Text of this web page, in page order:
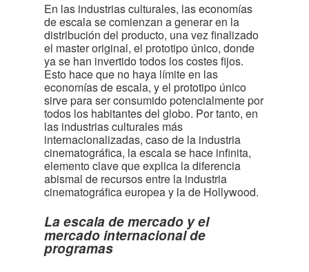
En las industrias culturales, las economías
de escala se comienzan a generar en la
distribución del producto, una vez finalizado
el master original, el prototipo único, donde
ya se han invertido todos los costes fijos.
Esto hace que no haya límite en las
economías de escala, y el prototipo único
sirve para ser consumido potencialmente por
todos los habitantes del globo. Por tanto, en
las industrias culturales más
internacionalizadas, caso de la industria
cinematográfica, la escala se hace infinita,
elemento clave que explica la diferencia
abismal de recursos entre la industria
cinematográfica europea y la de Hollywood.
La escala de mercado y el
mercado internacional de
programas